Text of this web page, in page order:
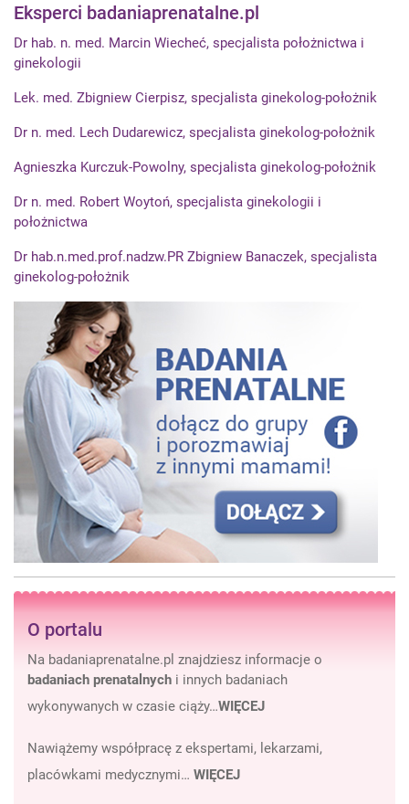
Eksperci badaniaprenatalne.pl
Dr hab. n. med. Marcin Wiecheć, specjalista położnictwa i
ginekologii
Lek. med. Zbigniew Cierpisz, specjalista ginekolog-położnik
Dr n. med. Lech Dudarewicz, specjalista ginekolog-położnik
Agnieszka Kurczuk-Powolny, specjalista ginekolog-położnik
Dr n. med. Robert Woytoń, specjalista ginekologii i
położnictwa
Dr hab.n.med.prof.nadzw.PR Zbigniew Banaczek, specjalista
ginekolog-położnik
O portalu
Na badaniaprenatalne.pl znajdziesz informacje o
badaniach prenatalnych i innych badaniach
wykonywanych w czasie ciąży…WIĘCEJ
Nawiążemy współpracę z ekspertami, lekarzami,
placówkami medycznymi… WIĘCEJ